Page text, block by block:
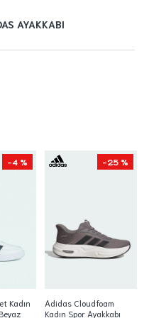
AYAKKABI
-4 %
Kadın
-25 %
Adidas Cloudfoam
Kadın Spor Ayakkabı